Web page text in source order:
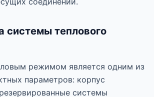
системы теплового
режимом является одним из
параметров: корпус
системы